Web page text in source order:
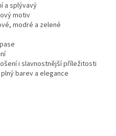
a splývavý
motiv
modré a zelené
i slavnostnější příležitosti
barev a elegance